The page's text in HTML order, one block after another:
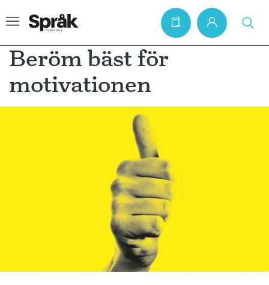
Anmäl till språkpolisen
Beröm bäst för
motivationen